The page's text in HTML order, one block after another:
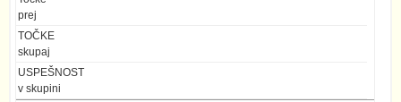
prej
TOČKE
skupaj
USPEŠNOST
v skupini